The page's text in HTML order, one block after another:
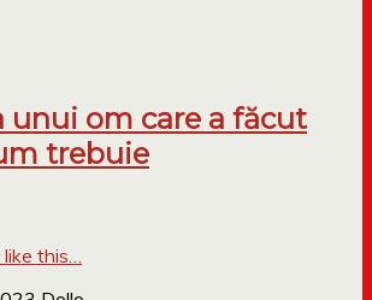
unui om care a făcut
trebuie
like this…